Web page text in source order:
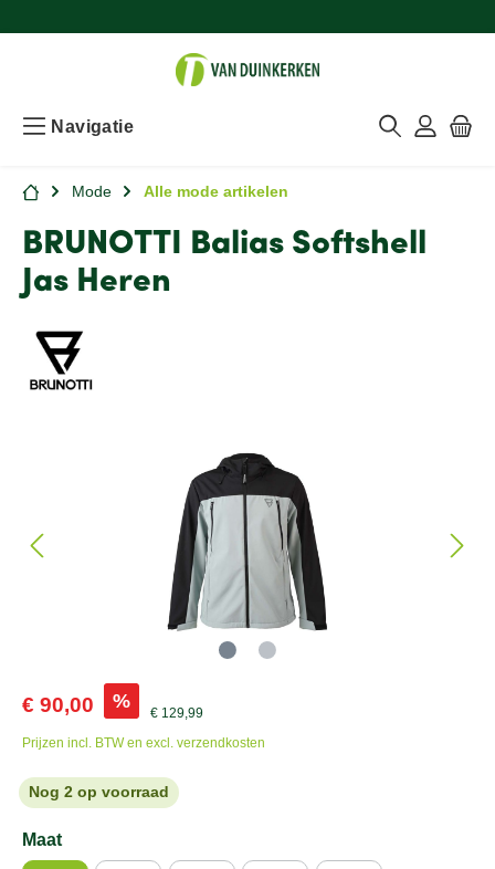
Navigatie
Mode Alle mode artikelen
BRUNOTTI Balias Softshell
Jas Heren
€ 90,00 %
€ 129,99
Prijzen incl. BTW en excl. verzendkosten
Nog 2 op voorraad
Maat